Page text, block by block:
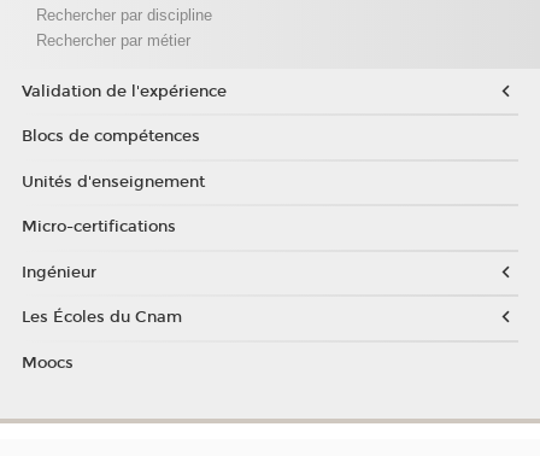
Rechercher par discipline
Rechercher par métier
Validation de l'expérience
Blocs de compétences
Unités d'enseignement
Micro-certifications
Ingénieur
Les Écoles du Cnam
Moocs